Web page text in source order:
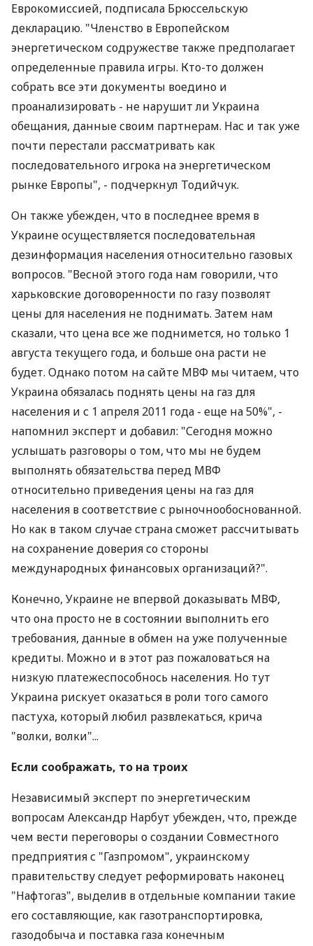
Еврокомиссией, подписала Брюссельскую
декларацию. "Членство в Европейском
энергетическом содружестве также предполагает
определенные правила игры. Кто-то должен
собрать все эти документы воедино и
проанализировать - не нарушит ли Украина
обещания, данные своим партнерам. Нас и так уже
почти перестали рассматривать как
последовательного игрока на энергетическом
рынке Европы", - подчеркнул Тодийчук.
Он также убежден, что в последнее время в
Украине осуществляется последовательная
дезинформация населения относительно газовых
вопросов. "Весной этого года нам говорили, что
харьковские договоренности по газу позволят
цены для населения не поднимать. Затем нам
сказали, что цена все же поднимется, но только 1
августа текущего года, и больше она расти не
будет. Однако потом на сайте МВФ мы читаем, что
Украина обязалась поднять цены на газ для
населения и с 1 апреля 2011 года - еще на 50%", -
напомнил эксперт и добавил: "Сегодня можно
услышать разговоры о том, что мы не будем
выполнять обязательства перед МВФ
относительно приведения цены на газ для
населения в соответствие с рыночнообоснованной.
Но как в таком случае страна сможет рассчитывать
на сохранение доверия со стороны
международных финансовых организаций?".
Конечно, Украине не впервой доказывать МВФ,
что она просто не в состоянии выполнить его
требования, данные в обмен на уже полученные
кредиты. Можно и в этот раз пожаловаться на
низкую платежеспособнось населения. Но тут
Украина рискует оказаться в роли того самого
пастуха, который любил развлекаться, крича
"волки, волки"...
Если соображать, то на троих
Независимый эксперт по энергетическим
вопросам Александр Нарбут убежден, что, прежде
чем вести переговоры о создании Совместного
предприятия с "Газпромом", украинскому
правительству следует реформировать наконец
"Нафтогаз", выделив в отдельные компании такие
его составляющие, как газотранспортировка,
газодобыча и поставка газа конечным